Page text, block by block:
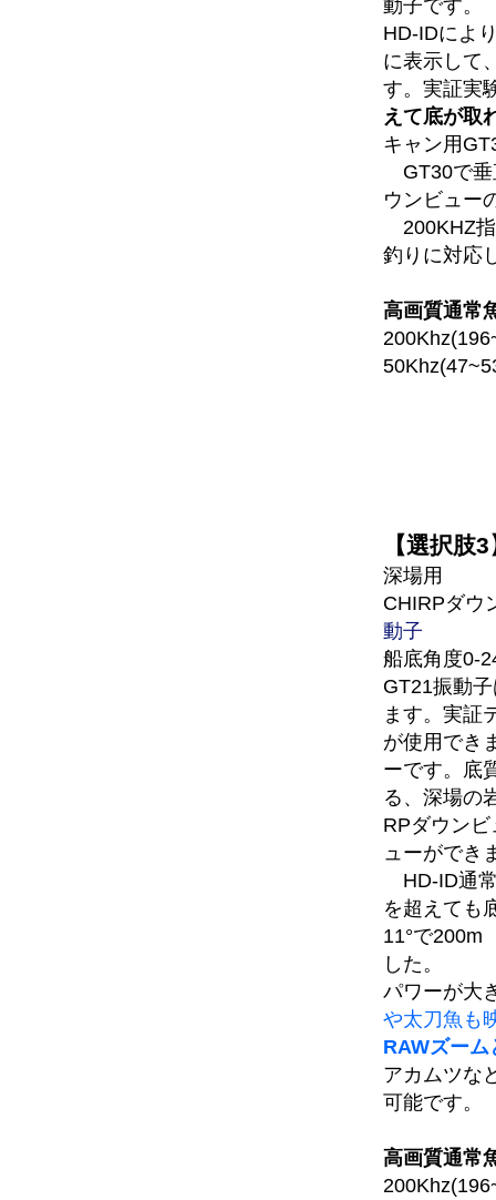
動子です。
HD-IDによ
に表示して
す。実証実
えて底が取
キャン用
GT30で垂
ウンビュー
200KHZ
釣りに対応
高画質通常
【選択肢
深場用
CHIRPダウ
動子
船底角度0-
GT21振動
ます。実証
が使用でき
ーです。底
る、深場の
RPダウン
ューができ
HD-ID通
を超えても
11°で
した。
パワーが大
や太刀魚も
RAWズーム
アカムツな
可能です。
高画質通常